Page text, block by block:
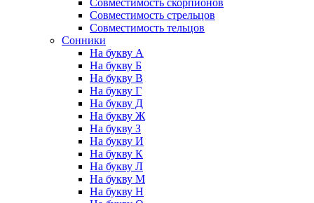
Совместимость скорпионов
Совместимость стрельцов
Совместимость тельцов
Сонники
На букву А
На букву Б
На букву В
На букву Г
На букву Д
На букву Ж
На букву З
На букву И
На букву К
На букву Л
На букву М
На букву Н